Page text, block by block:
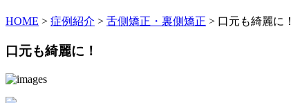
HOME > 症例紹介 > 舌側矯正・裏側矯正 > 口元も綺麗に！
口元も綺麗に！